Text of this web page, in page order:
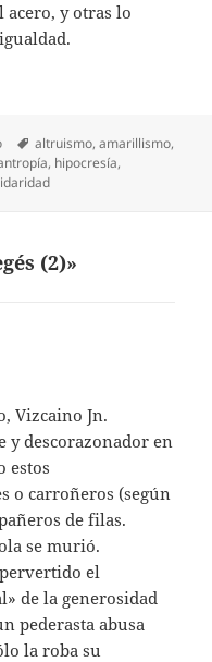
acero, y otras lo
Etiquetas
altruismo,amarillismo,
, hipocresía,
(2)»
Vizcaino Jn.
y descorazonador en
estos
o carroñeros (según
de filas.
se murió.
el
de la generosidad
pederasta abusa
la roba su